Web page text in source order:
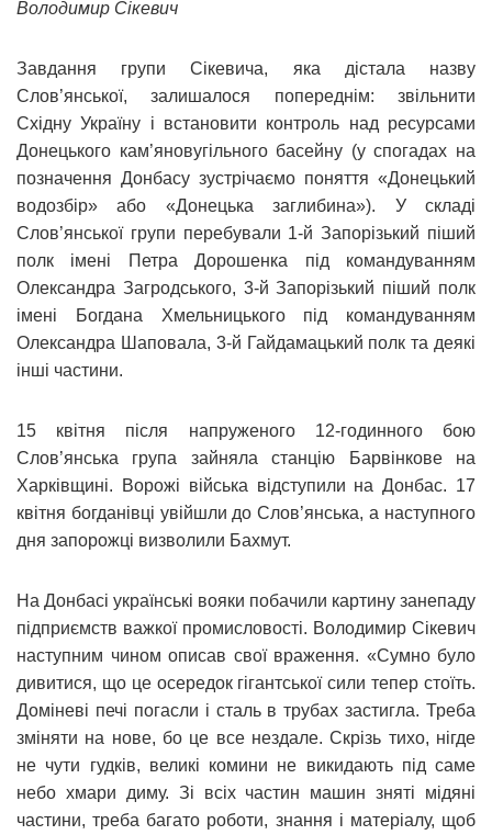
Володимир Сікевич
Завдання групи Сікевича, яка дістала назву
Слов’янської, залишалося попереднім: звільнити
Східну Україну і встановити контроль над ресурсами
Донецького кам’яновугільного басейну (у спогадах на
позначення Донбасу зустрічаємо поняття «Донецький
водозбір» або «Донецька заглибина»). У складі
Слов’янської групи перебували 1-й Запорізький піший
полк імені Петра Дорошенка під командуванням
Олександра Загродського, 3-й Запорізький піший полк
імені Богдана Хмельницького під командуванням
Олександра Шаповала, 3-й Гайдамацький полк та деякі
інші частини.
15 квітня після напруженого 12-годинного бою
Слов’янська група зайняла станцію Барвінкове на
Харківщині. Ворожі війська відступили на Донбас. 17
квітня богданівці увійшли до Слов’янська, а наступного
дня запорожці визволили Бахмут.
На Донбасі українські вояки побачили картину занепаду
підприємств важкої промисловості. Володимир Сікевич
наступним чином описав свої враження. «Сумно було
дивитися, що це осередок гігантської сили тепер стоїть.
Доміневі печі погасли і сталь в трубах застигла. Треба
зміняти на нове, бо це все нездале. Скрізь тихо, нігде
не чути гудків, великі комини не викидають під саме
небо хмари диму. Зі всіх частин машин зняті мідяні
частини, треба багато роботи, знання і матеріалу, щоб